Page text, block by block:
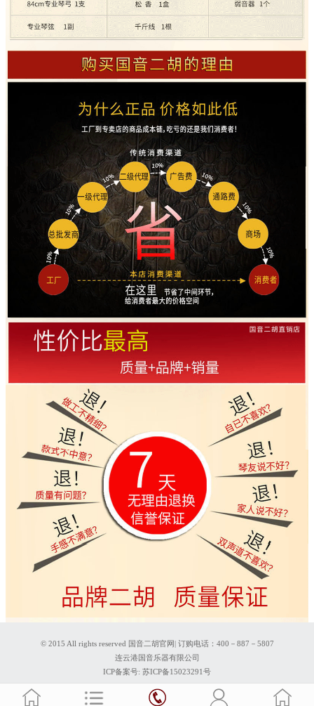
© 2015 All rights reserved 国音二胡官网| 订购电话：400－887－5807
连云港国音乐器有限公司
ICP备案号: 苏ICP备15023291号